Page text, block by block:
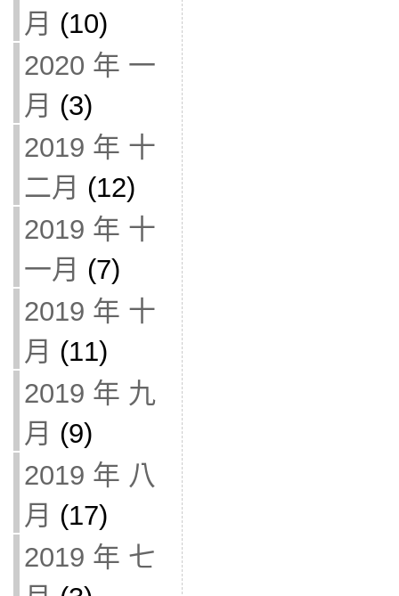
月 (10)
2020 年 一
月 (3)
2019 年 十
二月 (12)
2019 年 十
一月 (7)
2019 年 十
月 (11)
2019 年 九
月 (9)
2019 年 八
月 (17)
2019 年 七